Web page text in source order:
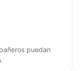
puedan